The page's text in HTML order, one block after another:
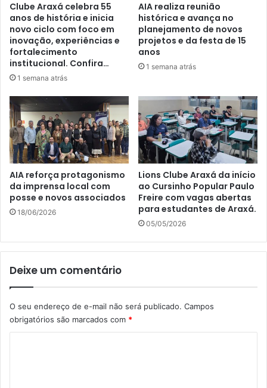
Clube Araxá celebra 55
anos de história e inicia
novo ciclo com foco em
inovação, experiências e
fortalecimento
institucional. Confira…
1 semana atrás
AIA realiza reunião
histórica e avança no
planejamento de novos
projetos e da festa de 15
anos
1 semana atrás
AIA reforça protagonismo
da imprensa local com
posse e novos associados
18/06/2026
Lions Clube Araxá da início
ao Cursinho Popular Paulo
Freire com vagas abertas
para estudantes de Araxá.
05/05/2026
Deixe um comentário
O seu endereço de e-mail não será publicado. Campos
obrigatórios são marcados com *